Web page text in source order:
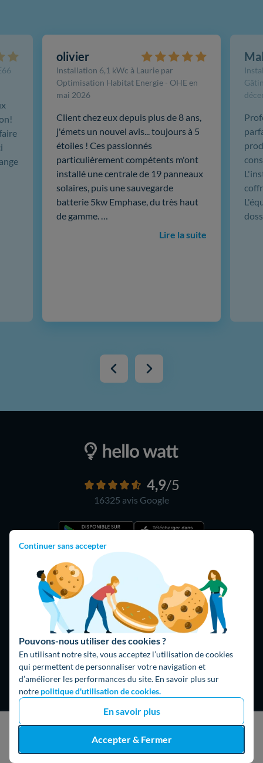
Continuer sans accepter
Pouvons-nous utiliser des cookies ?
En utilisant notre site, vous acceptez l’utilisation de cookies
qui permettent de personnaliser votre navigation et
d’améliorer les performances du site. En savoir plus sur
notre politique d'utilisation de cookies.
En savoir plus
Accepter & Fermer
J'obtiens un devis gratuit
olivier
Installation 6,1 kWc à Laurie par
Optimisation Habitat Energie - OHE en
mai 2026
Client chez eux depuis plus de 8 ans,
j'émets un nouvel avis... toujours à 5
étoiles ! Ces passionnés
particulièrement compétents m'ont
installé une centrale de 19 panneaux
solaires, puis une sauvegarde
batterie 5kw Emphase, du très haut
de gamme. …
Lire la suite
4,9/5
16325 avis Google
Hello What ?
Blog
Hello Watt Espagne
Hello Team